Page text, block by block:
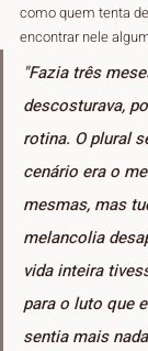
como quem tenta
encontrar nele
"Fazia três
descosturava,
rotina. O plural
cenário era o
mesmas, mas
melancolia
vida inteira
para o luto que
sentia mais